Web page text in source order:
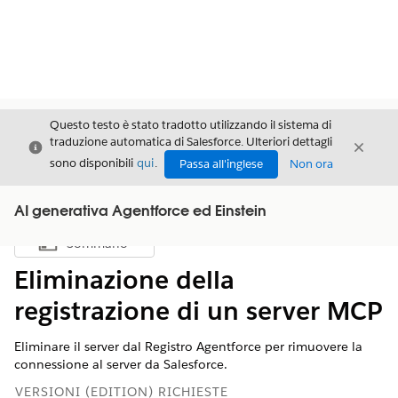
Chiudi
Questo testo è stato tradotto utilizzando il sistema di
traduzione automatica di Salesforce. Ulteriori dettagli
sono disponibili qui. Passa all'inglese Non ora
Chiudi
AI generativa Agentforce ed Einstein
Mostra sommario
Sommario
Eliminazione della
registrazione di un server MCP
Eliminare il server dal Registro Agentforce per rimuovere la
connessione al server da Salesforce.
VERSIONI (EDITION) RICHIESTE